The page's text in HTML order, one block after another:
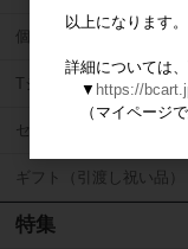
個別メニュー
Tシャツ
セミナー
ギフト（引渡し祝い品）
特集
以上になります。
詳細については
▼ https://
（マイページで